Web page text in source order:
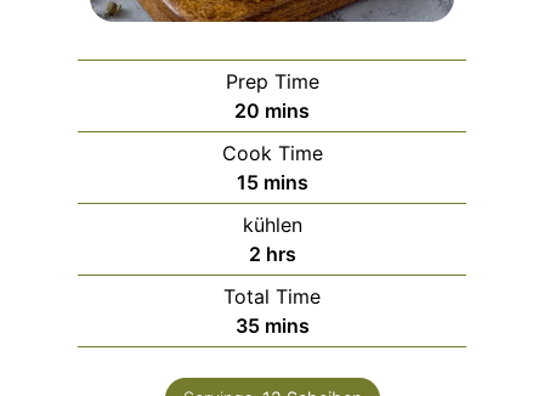
Prep Time
20 m
i
n
u
t
e
s
mins
Cook Time
15m
i
n
u
t
e
s
mins
kühlen
2h
o
u
r
hrs
Total Time
35m
i
n
mins